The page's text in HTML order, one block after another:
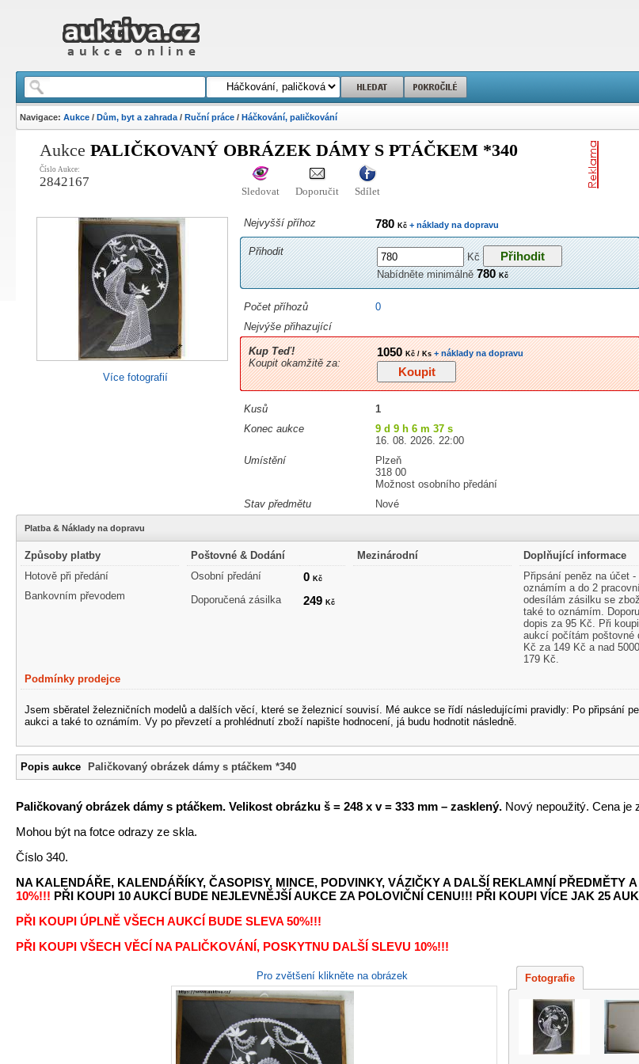
Navigace:Aukce /Dům, byt a zahrada /Ruční práce /Háčkování, paličkování
AukcePALIČKOVANÝ OBRÁZEK DÁMY S PTÁČKEM *340
Číslo Aukce:
2842167
Sledovat Doporučit Sdílet
Více fotografií
Nejvyšší příhoz 780Kč + náklady na dopravu
Přihodit
Kč
Nabídněte minimálně780Kč
Počet příhozů
0
Nejvýše přihazující
Kup Teď!
Koupit okamžitě za:
1050Kč / Ks+ náklady na dopravu
Kusů
1
Konec aukce
9 d 9 h 6 m 36 s
16. 08. 2026. 22:00
Umístění
Plzeň
318 00
Možnost osobního předání
Stav předmětu
Nové
Platba & Náklady na dopravu
Způsoby platby
Hotově při předání
Bankovním převodem
Poštovné & Dodání
Osobní předání
0Kč
Doporučená zásilka 249Kč
Mezinárodní
Doplňující informace
Připsání peněz na účet -
oznámím a do 2
odesílám zásilku se
také to oznámím.
dopis za 95 Kč. Při
aukcí počítám poštovné
Kč za 149 Kč a nad
179 Kč.
Podmínky prodejce
Jsem sběratel železničních modelů a dalších věcí, které se železnicí souvisí. Mé aukce se řídí následujícími pravidly: Po připsání
aukci a také to oznámím. Vy po převzetí a prohlédnutí zboží napište hodnocení, já budu hodnotit následně.
Popis aukce Paličkovaný obrázek dámy s ptáčkem *340
Paličkovaný obrázek dámy s ptáčkem. Velikost obrázku š = 248 x v = 333 mm – zasklený. Nový nepoužitý. Cena je
Mohou být na fotce odrazy ze skla.
Číslo 340.
NA KALENDÁŘE, KALENDÁŘÍKY, ČASOPISY, MINCE, PODVINKY, VÁZIČKY A DALŠÍ REKLAMNÍ PŘEDMĚTY A
10%!!! PŘI KOUPI 10 AUKCÍ BUDE NEJLEVNĚJŠÍ AUKCE ZA POLOVIČNÍ CENU!!! PŘI KOUPI VÍCE JAK 25
PŘI KOUPI ÚPLNĚ VŠECH AUKCÍ BUDE SLEVA 50%!!!
PŘI KOUPI VŠECH VĚCÍ NA PALIČKOVÁNÍ, POSKYTNU DALŠÍ SLEVU 10%!!!
Pro zvětšení klikněte na obrázek Fotografie